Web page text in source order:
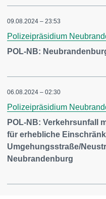
09.08.2024 – 23:53
Polizeipräsidium
POL-NB:
06.08.2024 – 02:30
Polizeipräsidium
POL-NB: Verkehrsunfall
für erhebliche
Umgehungsstraße/
Neubrandenburg